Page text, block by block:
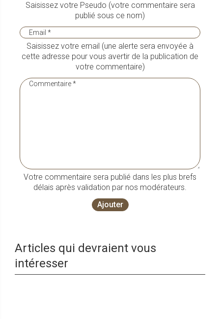
Saisissez votre Pseudo (votre commentaire sera
publié sous ce nom)
Saisissez votre email (une alerte sera envoyée à
cette adresse pour vous avertir de la publication de
votre commentaire)
Votre commentaire sera publié dans les plus brefs
délais après validation par nos modérateurs.
Ajouter
Articles qui devraient vous
intéresser